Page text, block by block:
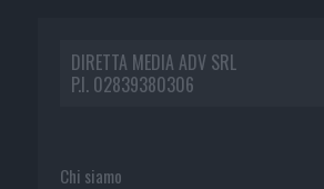
DIRETTA MEDIA ADV SRL
P.I. 02839380306
Chi siamo